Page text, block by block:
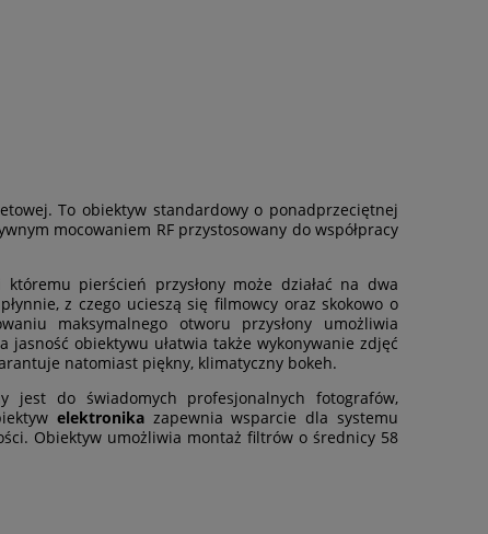
To obiektyw standardowy o ponadprzeciętnej
mocowaniem RF przystosowany do współpracy
któremu pierścień przysłony może działać na dwa
z czego ucieszą się filmowcy oraz skokowo o
maksymalnego otworu przysłony umożliwia
obiektywu ułatwia także wykonywanie zdjęć
natomiast piękny, klimatyczny bokeh.
jest do świadomych profesjonalnych fotografów,
elektronikazapewnia wsparcie dla systemu
Obiektyw umożliwia montaż filtrów o średnicy 58